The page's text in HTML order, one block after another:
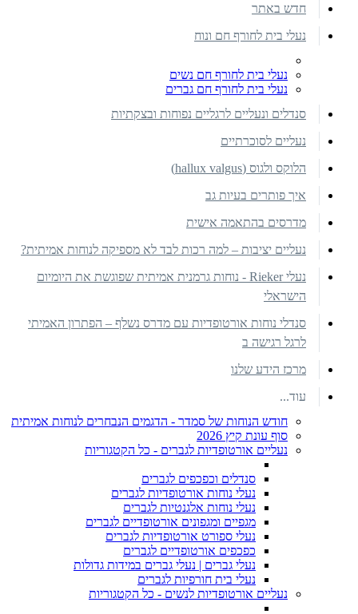
חדש באתר
נעלי בית לחורף חם ונוח
נעלי בית לחורף חם נשים
נעלי בית לחורף חם גברים
סנדלים ונעליים לרגליים נפוחות ובצקתיות
נעליים לסוכרתיים
הלוקס ולגוס (hallux valgus)
איך פותרים בעיות גב
מדרסים בהתאמה אישית
נעליים יציבות – למה רכות לבד לא מספיקה לנוחות אמיתית?
נעלי Rieker - נוחות גרמנית אמיתית שפוגשת את היומיום
הישראלי
סנדלי נוחות אורטופדיות עם מדרס נשלף – הפתרון האמיתי
לרגל רגישה ב
מרכז הידע שלנו
עוד...
חודש הנוחות של סמדר - הדגמים הנבחרים לנוחות אמיתית
סוף עונת קיץ 2026
נעליים אורטופדיות לגברים - כל הקטגוריות
סנדלים וכפכפים לגברים
נעלי נוחות אורטופדיות לגברים
נעלי נוחות אלגנטיות לגברים
מגפיים ומגפונים אורטופדיים לגברים
נעלי ספורט אורטופדיות לגברים
כפכפים אורטופדיים לגברים
נעלי גברים | נעלי גברים במידות גדולות
נעלי בית חורפיות לגברים
נעליים אורטופדיות לנשים - כל הקטגוריות